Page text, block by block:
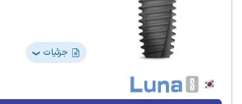
جزئیات ❯